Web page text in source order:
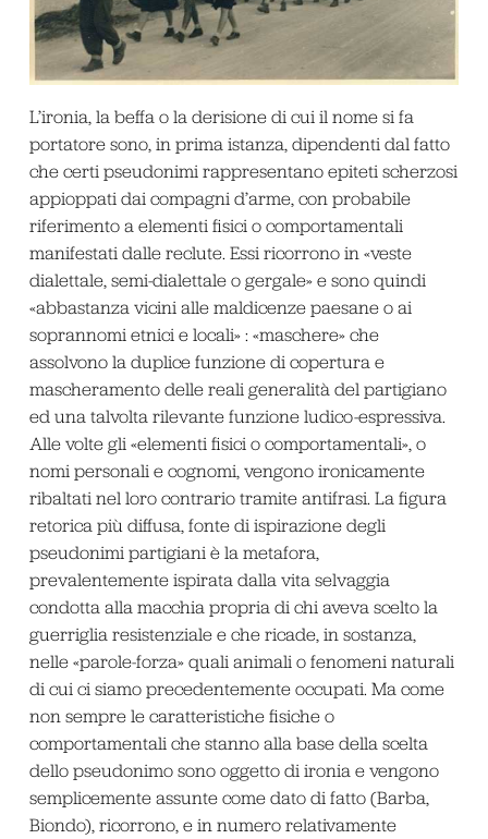
L’ironia, la beffa o la derisione di cui il nome si fa
portatore sono, in prima istanza, dipendenti dal fatto
che certi pseudonimi rappresentano epiteti scherzosi
appioppati dai compagni d’arme, con probabile
riferimento a elementi fisici o comportamentali
manifestati dalle reclute. Essi ricorrono in «veste
dialettale, semi-dialettale o gergale» e sono quindi
«abbastanza vicini alle maldicenze paesane o ai
soprannomi etnici e locali» : «maschere» che
assolvono la duplice funzione di copertura e
mascheramento delle reali generalità del partigiano
ed una talvolta rilevante funzione ludico-espressiva.
Alle volte gli «elementi fisici o comportamentali», o
nomi personali e cognomi, vengono ironicamente
ribaltati nel loro contrario tramite antifrasi. La figura
retorica più diffusa, fonte di ispirazione degli
pseudonimi partigiani è la metafora,
prevalentemente ispirata dalla vita selvaggia
condotta alla macchia propria di chi aveva scelto la
guerriglia resistenziale e che ricade, in sostanza,
nelle «parole-forza» quali animali o fenomeni naturali
di cui ci siamo precedentemente occupati. Ma come
non sempre le caratteristiche fisiche o
comportamentali che stanno alla base della scelta
dello pseudonimo sono oggetto di ironia e vengono
semplicemente assunte come dato di fatto (Barba,
Biondo), ricorrono, e in numero relativamente